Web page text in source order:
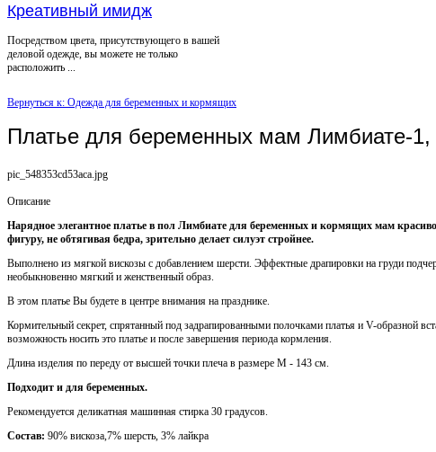
Креативный имидж
Посредством цвета, присутствующего в вашей
деловой одежде, вы можете не только
расположить ...
Вернуться к: Одежда для беременных и кормящих
Платье для беременных мам Лимбиате-1,
pic_548353cd53aca.jpg
Описание
Нарядное элегантное платье в пол Лимбиате для беременных и кормящих мам
фигуру, не обтягивая бедра, зрительно делает силуэт стройнее.
Выполнено из мягкой вискозы с добавлением шерсти. Эффектные драпировки на груди
необыкновенно мягкий и женственный образ.
В этом платье Вы будете в центре внимания на празднике.
Кормительный секрет, спрятанный под задрапированными полочками платья и V-образной
возможность носить это платье и после завершения периода кормления.
Длина изделия по переду от высшей точки плеча в размере М - 143 см.
Подходит и для беременных.
Рекомендуется деликатная машинная стирка 30 градусов.
Состав: 90% вискоза,7% шерсть, 3% лайкра